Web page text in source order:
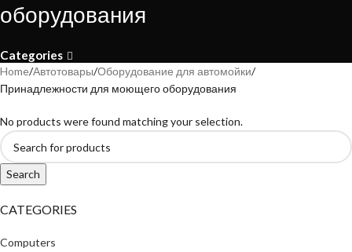
оборудования
Categories
CATEGORIES
Computers
Home Автотовары Оборудование для автомойки
Принадлежности для моющего оборудования
No products were found matching your selection.
Search